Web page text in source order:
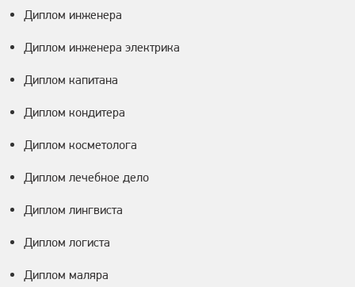
Диплом инженера
Диплом инженера электрика
Диплом капитана
Диплом кондитера
Диплом косметолога
Диплом лечебное дело
Диплом лингвиста
Диплом логиста
Диплом маляра